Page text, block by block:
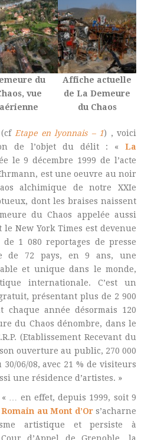
du
vue
aérienne
Affiche actuelle
de La Demeure
du Chaos
(cf Etape en lyonnais – 1) , voici
de l’objet du délit : « La
le 9 décembre 1999 de l’acte
est une oeuvre au noir
alchimique de notre XXIe
dont les braises naissent
du Chaos appelée aussi
le New York Times est devenue
1 080 reportages de presse
de 72 pays, en 9 ans, une
et unique dans le monde,
internationale. C’est un
présentant plus de 2 900
chaque année désormais 120
du Chaos dénombre, dans le
(Etablissement Recevant du
ouverture au public, 270 000
06/08, avec 21 % de visiteurs
une résidence d’artistes. »
… en effet, depuis 1999, soit 9
au Mont d’Ors’acharne
artistique et persiste à
d’Appel de Grenoble, la